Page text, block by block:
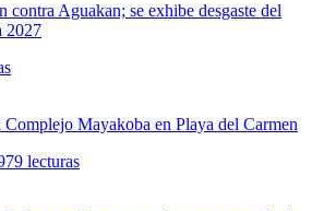
contra Aguakan; se exhibe desgaste del
2027
Mayakoba en Playa del Carmen
lecturas